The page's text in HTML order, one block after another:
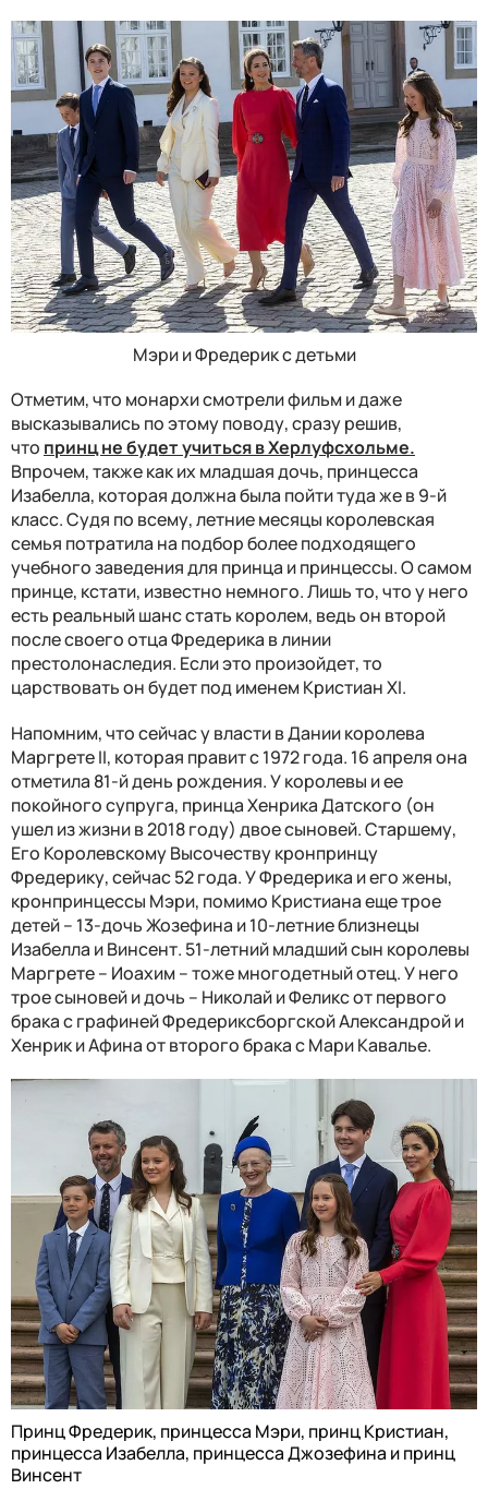
Мэри и Фредерик с детьми
Отметим, что монархи смотрели фильм и даже
высказывались по этому поводу, сразу решив,
что принц не будет учиться в Херлуфсхольме.
Впрочем, также как их младшая дочь, принцесса
Изабелла, которая должна была пойти туда же в 9-й
класс. Судя по всему, летние месяцы королевская
семья потратила на подбор более подходящего
учебного заведения для принца и принцессы. О самом
принце, кстати, известно немного. Лишь то, что у него
есть реальный шанс стать королем, ведь он второй
после своего отца Фредерика в линии
престолонаследия. Если это произойдет, то
царствовать он будет под именем Кристиан XI.
Напомним, что сейчас у власти в Дании королева
Маргрете II, которая правит с 1972 года. 16 апреля она
отметила 81-й день рождения. У королевы и ее
покойного супруга, принца Хенрика Датского (он
ушел из жизни в 2018 году) двое сыновей. Старшему,
Его Королевскому Высочеству кронпринцу
Фредерику, сейчас 52 года. У Фредерика и его жены,
кронпринцессы Мэри, помимо Кристиана еще трое
детей – 13-дочь Жозефина и 10-летние близнецы
Изабелла и Винсент. 51-летний младший сын королевы
Маргрете – Иоахим – тоже многодетный отец. У него
трое сыновей и дочь – Николай и Феликс от первого
брака с графиней Фредериксборгской Александрой и
Хенрик и Афина от второго брака с Мари Кавалье.
Принц Фредерик, принцесса Мэри, принц Кристиан,
принцесса Изабелла, принцесса Джозефина и принц
Винсент